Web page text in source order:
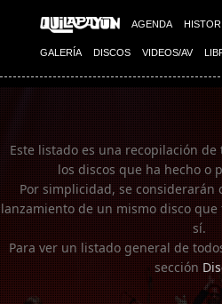
AGENDA
GALERÍA DISCOS VIDEOS/AV
Imagen 01
Este listado es una recopilación
los discos que ha hecho o
Por simplicidad, se considerarán
lanzamiento de un mismo disco
sí.
Para ver un listado general de
sección